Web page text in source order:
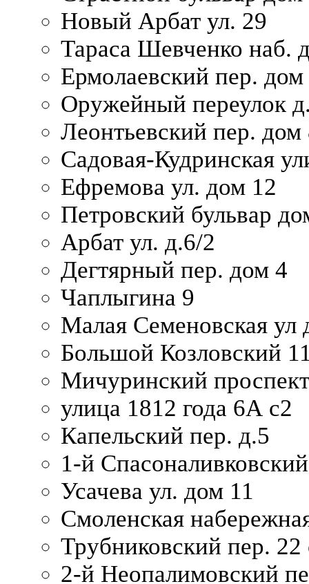
Новый Арбат ул. 29
Тараса Шевченко наб.
Ермолаевский пер. дом
Оружейный переулок
Леонтьевский пер. дом
Садовая-Кудринская
Ефремова ул. дом 12
Петровский бульвар
Арбат ул. д.6/2
Дегтярный пер. дом 4
Чаплыгина 9
Малая Семеновская ул
Большой Козловский
Мичуринский
улица 1812 года 6А с2
Капельский пер. д.5
1-й
Усачева ул. дом 11
Смоленская
Трубниковский пер. 22
2-й Неопалимовский